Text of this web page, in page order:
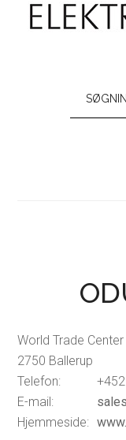
World Trade
2750 Ballerup
Telefon:
E-mail:
Hjemmeside: